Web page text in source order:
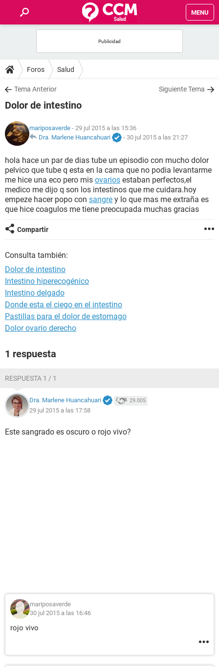
MENU
FOROS
SALUD
NUTRICIÓN
BIENESTAR
SEXUALIDAD
GLOSARIO
Foros Salud
Tema Anterior Siguiente Tema
Dolor de intestino
mariposaverde - 29 jul 2015 a las 15:36
Dra. Marlene Huancahuari
- 30 jul 2015 a las 21:27
hola hace un par de dias tube un episodio con mucho dolor
pelvico que tube q esta en la cama que no podia levantarme
me hice una eco pero mis ovarios estaban perfectos,el
medico me dijo q son los intestinos que me cuidara.hoy
empeze hacer popo con sangre y lo que mas me extraña es
que hice coagulos me tiene preocupada muchas gracias
Compartir
Consulta también:
Dolor de intestino
Intestino hiperecogénico
Intestino delgado
Donde esta el ciego en el intestino
Pastillas para el dolor de estomago
Dolor ovario derecho
1 respuesta
RESPUESTA 1 / 1
Dra. Marlene Huancahuari 29.005
29 jul 2015 a las 17:58
Este sangrado es oscuro o rojo vivo?
mariposaverde
30 jul 2015 a las 16:46
rojo vivo